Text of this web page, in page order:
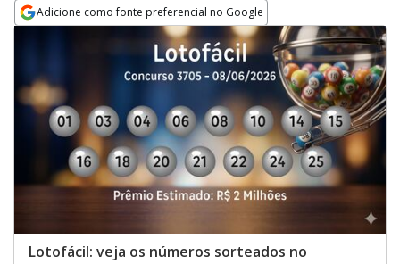
Adicione como fonte preferencial no Google
Opens in new window
Lotofácil: veja os números sorteados no